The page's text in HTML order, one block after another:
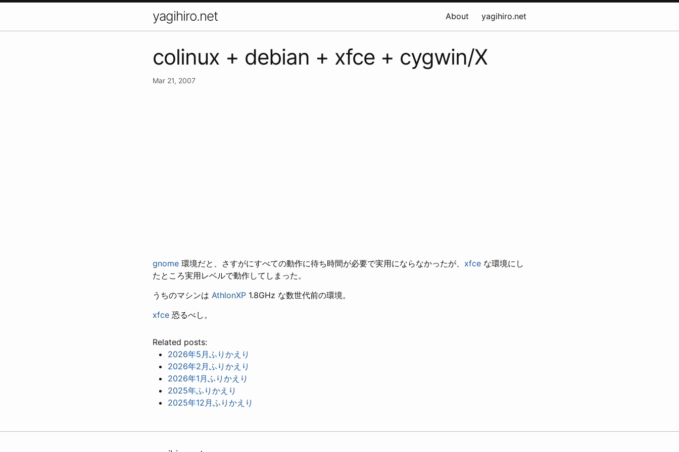
yagihiro.net About yagihiro.net
colinux + debian + xfce + cygwin/X
Mar 21, 2007
gnome 環境だと、さすがにすべての動作に待ち時間が必要で実用にならなかったが、 xfce な環境にし
たところ実用レベルで動作してしまった。
うちのマシンは AthlonXP 1.8GHz な数世代前の環境。
xfce 恐るべし。
Related posts:
2026年5月ふりかえり
2026年2月ふりかえり
2026年1月ふりかえり
2025年ふりかえり
2025年12月ふりかえり